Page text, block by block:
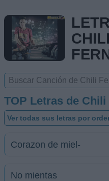
CHILI
TOP Letras de Chili
Ver todas sus letras por
Corazon de miel-
No mientas